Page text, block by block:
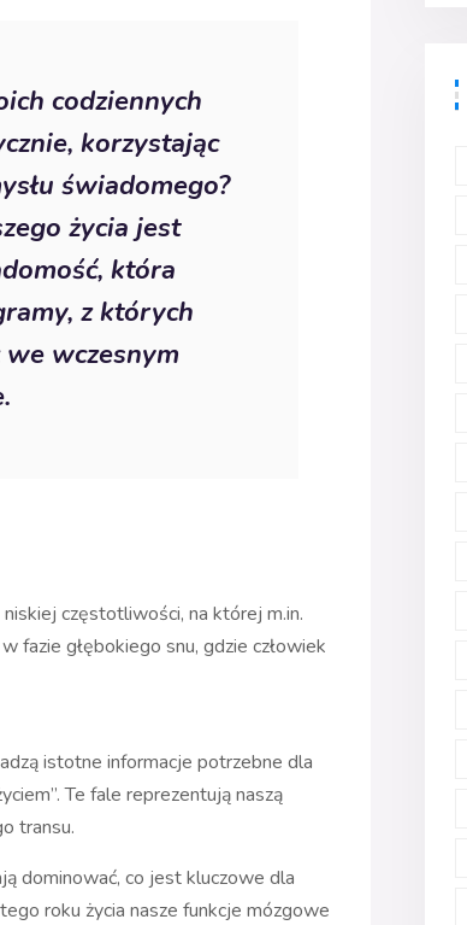
codziennych
korzystając
świadomego?
życia jest
która
z których
wczesnym
częstotliwości, na której m.in.
fazie głębokiego snu, gdzie człowiek
istotne informacje potrzebne dla
Te fale reprezentują naszą
transu.
dominować, co jest kluczowe dla
roku życia nasze funkcje mózgowe